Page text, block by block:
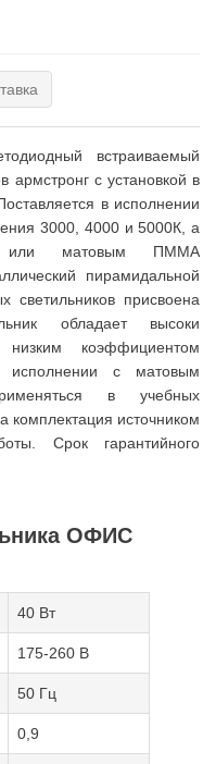
встраиваемый
армстронг с установкой в
в исполнении
3000, 4000 и 5000К, а
или матовым ПММА
пирамидальной
присвоена
обладает высоки
низким коэффициентом
исполнении с матовым
в учебных
комплектация источником
Срок гарантийного
ОФИС
40 Вт
175-260 В
50 Гц
0,9